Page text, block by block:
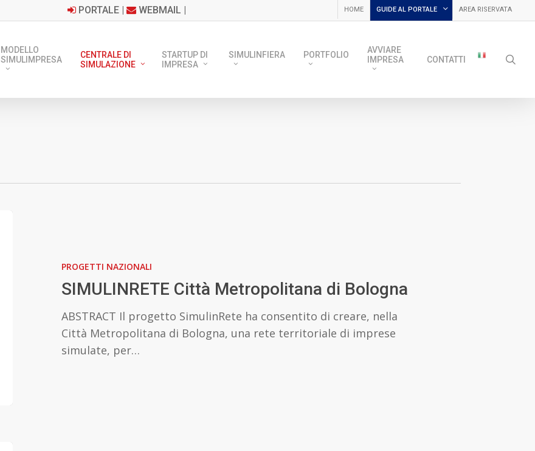
PORTALE| WEBMAIL | HOME GUIDE AL PORTALE AREA RISERVATA
MODELLO
SIMULIMPRESA
CENTRALE DI
SIMULAZIONE
STARTUP DI
IMPRESA
SIMULINFIERA PORTFOLIO
AVVIARE
IMPRESA
CONTATTI
PROGETTI NAZIONALI
SIMULINRETE Città Metropolitana di Bologna
ABSTRACT Il progetto SimulinRete ha consentito di creare, nella
Città Metropolitana di Bologna, una rete territoriale di imprese
simulate, per…